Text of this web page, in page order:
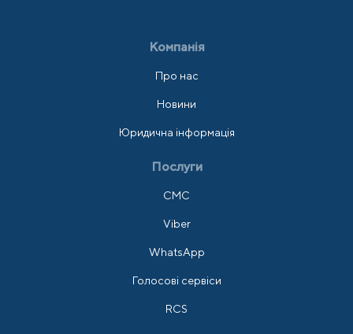
Компанія
Про нас
Новини
Юридична інформація
Послуги
СМС
Viber
WhatsApp
Голосові сервіси
RCS